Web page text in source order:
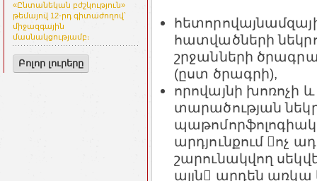
«Ընտանեկան բժշկություն»
թեմայով 12-րդ գիտաժողով՝
միջազգային
մասնակցությամբ։
Բոլոր լուրերը
հատվածների
շրջանների
(ըստ ծրագրի),
որովայնի խոռոչի
տարածության
արդյունքում ոչ
շարունակվող
այլն արդեն առկա